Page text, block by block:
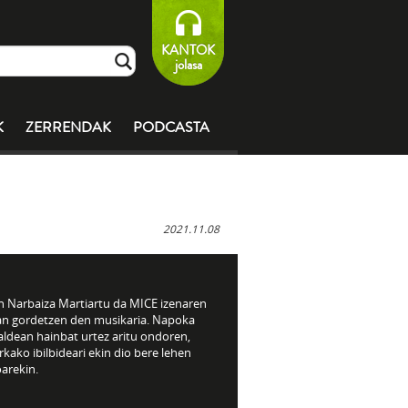
KANTOK
jolasa
ZERRENDAK PODCASTA
2021.11.08
Narbaiza Martiartu da MICE izenaren
gordetzen den musikaria. Napoka
hainbat urtez aritu ondoren,
ibilbideari ekin dio bere lehen